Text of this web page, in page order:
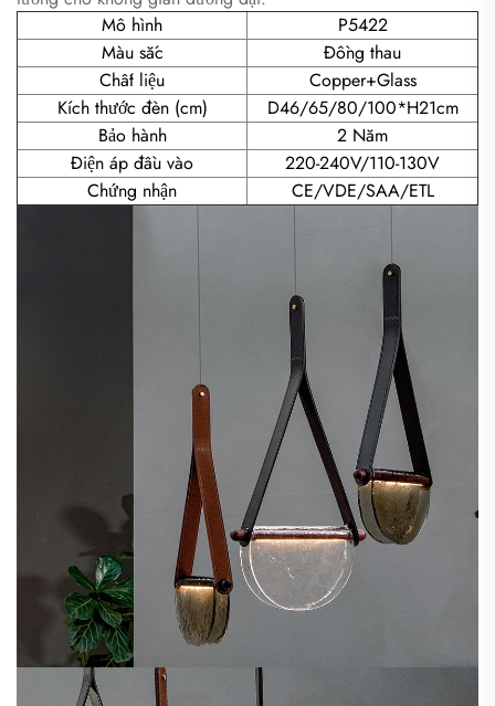
Mô hình
P5422
Màu sắc
Đồng thau
Chất liệu
Copper+Glass
Kích thước đèn (cm)
D46/65/80/100*H21cm
Bảo hành
2 Năm
Điện áp đầu vào
220-240V/110-130V
Chứng nhận
CE/VDE/SAA/ETL